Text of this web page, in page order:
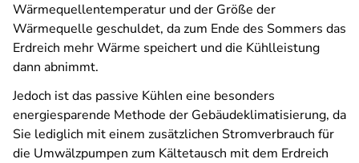
Wärmequellentemperatur und der Größe der
Wärmequelle geschuldet, da zum Ende des Sommers das
Erdreich mehr Wärme speichert und die Kühlleistung
dann abnimmt.
Jedoch ist das passive Kühlen eine besonders
energiesparende Methode der Gebäudeklimatisierung, da
Sie lediglich mit einem zusätzlichen Stromverbrauch für
die Umwälzpumpen zum Kältetausch mit dem Erdreich